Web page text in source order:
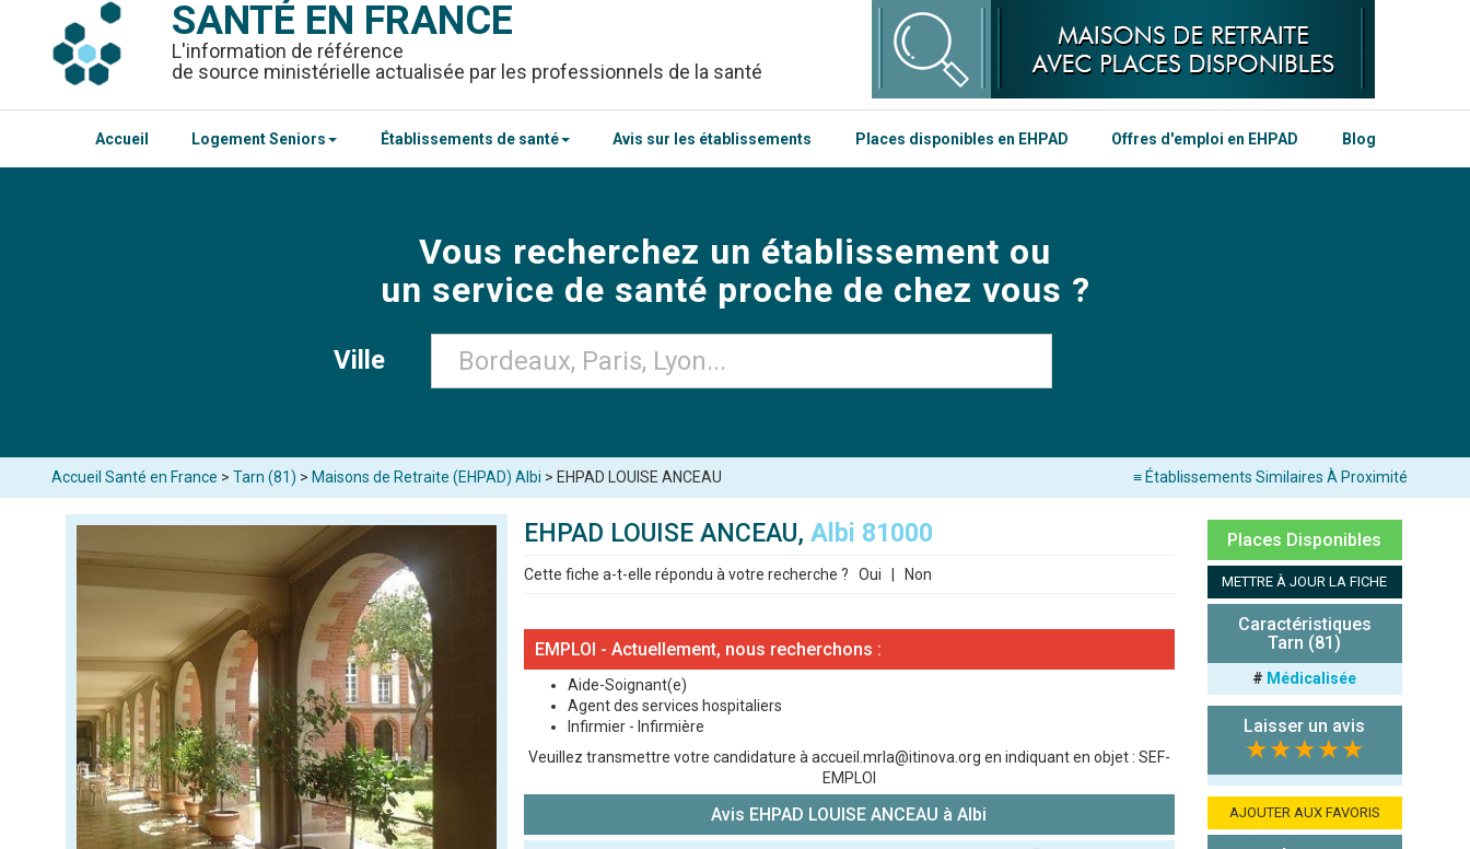
SANTÉ EN FRANCE
L'information de référence
de source ministérielle actualisée par les professionnels de la santé
Accueil Logement Seniors Établissements de santé Avis sur les établissements Places disponibles en EHPAD Offres d'emploi en EHPAD Blog
Vous recherchez un établissement ou
un service de santé proche de chez vous ?
Ville
≡ Établissements Similaires À Proximité
Accueil Santé en France > Tarn (81) > Maisons de Retraite (EHPAD) Albi > EHPAD LOUISE ANCEAU
EHPAD LOUISE ANCEAU, Albi 81000
Cette fiche a-t-elle répondu à votre recherche ? Oui Non
EMPLOI - Actuellement, nous recherchons :
Aide-Soignant(e)
Agent des services hospitaliers
Infirmier - Infirmière
Veuillez transmettre votre candidature à accueil.mrla@itinova.org en indiquant en objet : SEF-
EMPLOI
Avis EHPAD LOUISE ANCEAU à Albi
Places Disponibles
METTRE À JOUR LA FICHE
Caractéristiques
Tarn (81)
# Médicalisée
Laisser un avis
★★★★★
AJOUTER AUX FAVORIS